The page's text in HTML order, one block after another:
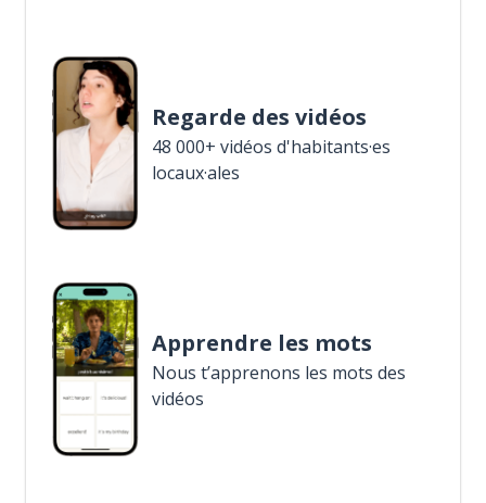
Regarde des vidéos
48 000+ vidéos d'habitants·es
locaux·ales
Apprendre les mots
Nous t’apprenons les mots des
vidéos